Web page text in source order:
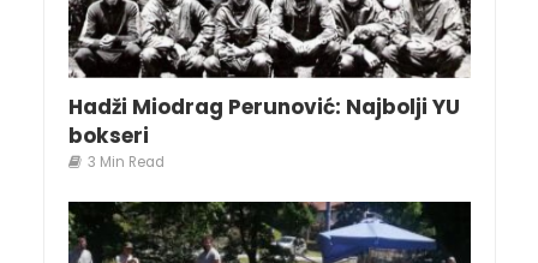
Hadži Miodrag Perunović: Najbolji YU
bokseri
3 Min Read